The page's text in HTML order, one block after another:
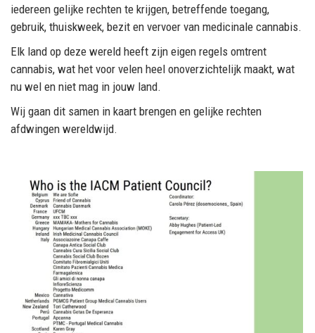
iedereen gelijke rechten te krijgen, betreffende toegang,
gebruik, thuiskweek, bezit en vervoer van medicinale cannabis.
Elk land op deze wereld heeft zijn eigen regels omtrent
cannabis, wat het voor velen heel onoverzichtelijk maakt, wat
nu wel en niet mag in jouw land.
Wij gaan dit samen in kaart brengen en gelijke rechten
afdwingen wereldwijd.